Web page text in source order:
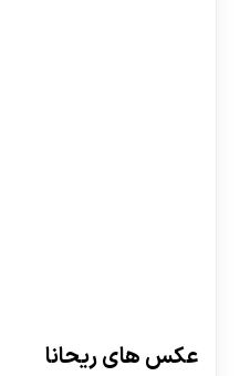
عکس های ریحانا